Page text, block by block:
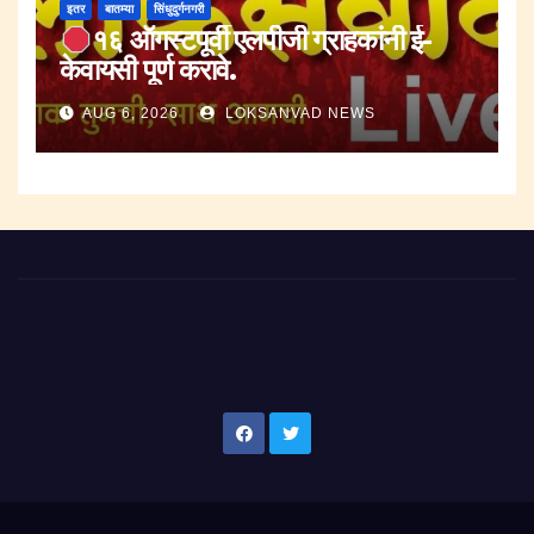
इतर बातम्या सिंधुदुर्गनगरी
१६ ऑगस्टपूर्वी एलपीजी ग्राहकांनी ई-
केवायसी पूर्ण करावे.
AUG 6, 2026 LOKSANVAD NEWS